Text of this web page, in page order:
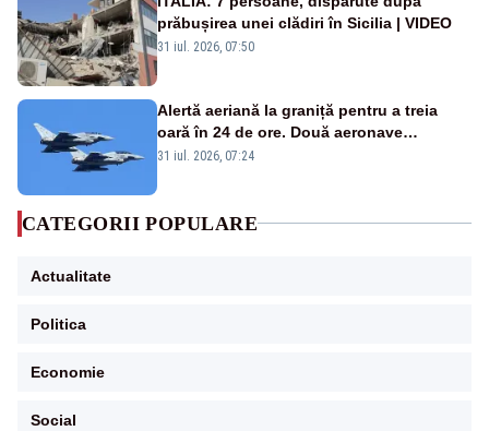
prăbușirea unei clădiri în Sicilia | VIDEO
31 iul. 2026, 07:50
Alertă aeriană la graniță pentru a treia
oară în 24 de ore. Două aeronave
Eurofighter britanice au fost ridicate de la
31 iul. 2026, 07:24
CATEGORII POPULARE
Actualitate
Politica
Economie
Social